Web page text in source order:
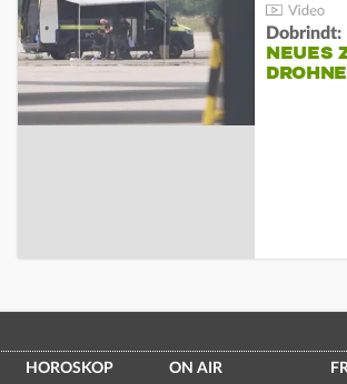
Dobrindt:
NEUES
HOROSKOP ON AIR